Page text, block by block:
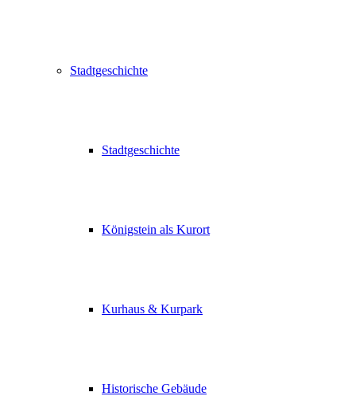
Stadtgeschichte
Stadtgeschichte
Königstein als Kurort
Kurhaus & Kurpark
Historische Gebäude